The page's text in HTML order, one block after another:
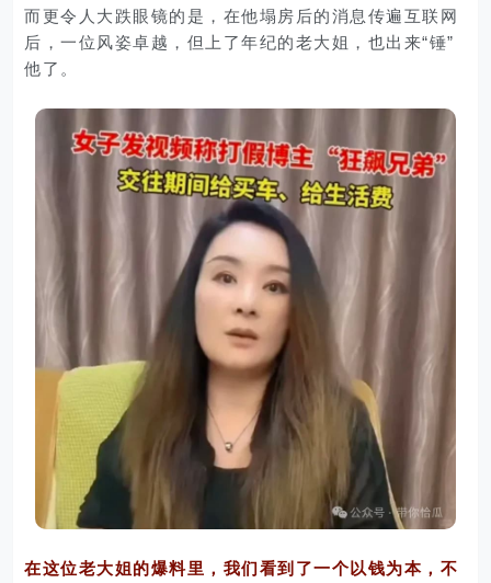
而更令人大跌眼镜的是，在他塌房后的消息传遍互联网
后，一位风姿卓越，但上了年纪的老大姐，也出来“锤”
他了。
在这位老大姐的爆料里，我们看到了一个以钱为本，不